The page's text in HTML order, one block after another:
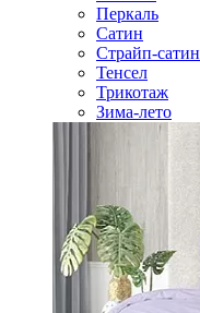
Перкаль
Сатин
Страйп-сатин
Тенсел
Трикотаж
Зима-лето